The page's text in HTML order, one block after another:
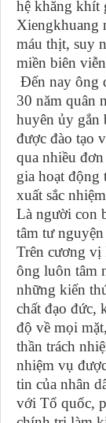
hệ khăng khít
Xiengkhuang
máu thịt, suy
miền biên
Đến nay ông
30 năm quân
huyên ủy gắn
được đào tạo
qua nhiều
gia hoạt động
xuất sắc
Là người con
tâm tư
Trên cương
ông luôn tâm
những kiến
chất đạo đức,
độ về mọi
thần trách
nhiệm vụ
tin của nhân
với Tổ quốc,